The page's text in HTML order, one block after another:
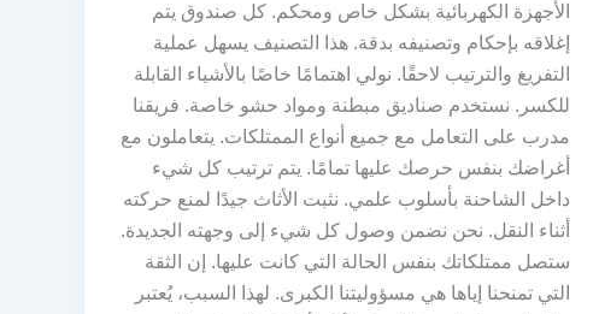
الأجهزة الكهربائية بشكل خاص ومحكم. كل صندوق يتم
إغلاقه بإحكام وتصنيفه بدقة. هذا التصنيف يسهل عملية
التفريغ والترتيب لاحقًا. نولي اهتمامًا خاصًا بالأشياء القابلة
للكسر. نستخدم صناديق مبطنة ومواد حشو خاصة. فريقنا
مدرب على التعامل مع جميع أنواع الممتلكات. يتعاملون مع
أغراضك بنفس حرصك عليها تمامًا. يتم ترتيب كل شيء
داخل الشاحنة بأسلوب علمي. نثبت الأثاث جيدًا لمنع حركته
أثناء النقل. نحن نضمن وصول كل شيء إلى وجهته الجديدة.
ستصل ممتلكاتك بنفس الحالة التي كانت عليها. إن الثقة
التي تمنحنا إياها هي مسؤوليتنا الكبرى. لهذا السبب، يُعتبر